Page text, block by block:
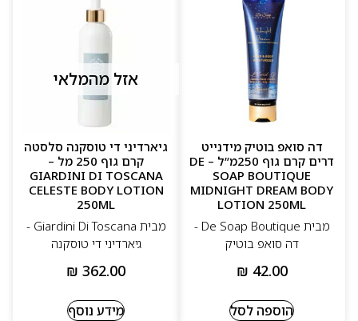
דה סואפ בוטיק מידנייט
דרים קרם גוף 250מ”ל – DE
SOAP BOUTIQUE
MIDNIGHT DREAM BODY
LOTION 250ML
מבית De Soap Boutique -
דה סואפ בוטיק
₪ 42.00
הוספה לסל
אזל מהמלאי
גיארדיני די טוסקנה סלסטה
קרם גוף 250 מל –
GIARDINI DI TOSCANA
CELESTE BODY LOTION
250ML
מבית Giardini Di Toscana -
גיארדיני די טוסקנה
₪ 362.00
מידע נוסף